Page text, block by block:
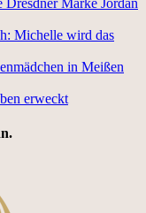
Marke Jordan
Michelle wird das
in Meißen
erweckt